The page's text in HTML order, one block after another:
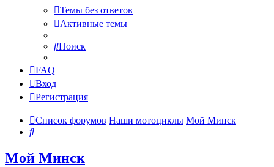
Темы без ответов
Активные темы
Поиск
FAQ
Вход
Регистрация
Список форумов Наши мотоциклы Мой Минск
Поиск
Мой Минск